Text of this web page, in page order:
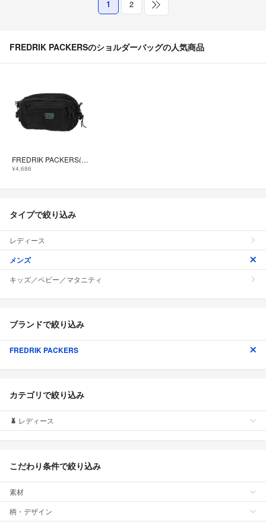
1 2
FREDRIK PACKERSのショルダーバッグの人気商品
FREDRIK PACKERS(フレドリックパッカーズ) メンズ バッグ
¥4,686
タイプで絞り込み
レディース
メンズ
キッズ／ベビー／マタニティ
ブランドで絞り込み
FREDRIK PACKERS
カテゴリで絞り込み
レディース
こだわり条件で絞り込み
素材
柄・デザイン